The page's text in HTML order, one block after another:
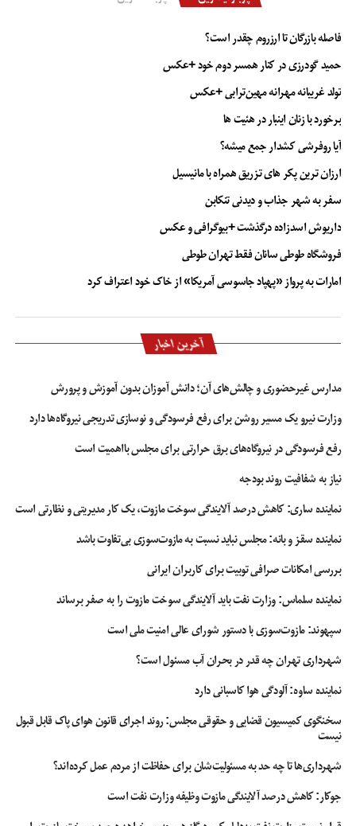
فاصله بازرگان تا ارزروم چقدر است؟
حمید گودرزی در کنار همسر دوم خود +عکس
تولد غریبانه مهرانه مهین‌ترابی +عکس
برخورد با زنان اینبار در هئیت ها
آیا روفرشی کشدار جمع میشه؟
ارزان ترین پکر های تزریق همراه با مانیسیل
سفر به شهر جذاب و دیدنی تنکابن
داریوش اسدزاده درگذشت +بیوگرافی و عکس
فروشگاه طوطی سانان فقط تهران طوطی
امارات به پرواز «پهپاد جاسوسی آمریکا» از خاک خود اعتراف کرد
آخرین اخبار
مدارس غیرحضوری و چالش‌های آن؛ دانش آموزان بدون آموزش و پرورش
وزارت نیرو یک مسیر روشن برای رفع فرسودگی و نوسازی تدریجی نیروگاه‌ها دارد
رفع فرسودگی در نیروگاه‌های برق حرارتی برای مجلس بااهمیت است
نیاز به شفافیت روند بودجه
نماینده ساری: کاهش درصد آلایندگی سوخت مازوت، یک کار مدیریتی و نظارتی است
نماینده سقز و بانه: مجلس نباید نسبت به مازوت‌سوزی بی‌تفاوت باشد
بررسی امکانات صرافی توبیت برای کاربران ایرانی
نماینده سلماس: وزارت نفت باید آلایندگی سوخت مازوت را به صفر برساند
سپهوند:‌ مازوت‌سوزی با دستور شورای عالی امنیت ملی است
شهرداری تهران چه قدر در بحران آب مسئول است؟
نماینده ساوه: آلودگی هوا کاسبانی دارد
سخنگوی کمیسیون قضایی و حقوقی مجلس: روند اجرای قانون هوای پاک قابل قبول
نیست
شهرداری‌ها تا چه حد به مسئولیت‌شان برای حفاظت از مردم عمل کرده‌اند؟
جوکار: کاهش درصد آلایندگی مازوت وظیفه وزارت نفت است